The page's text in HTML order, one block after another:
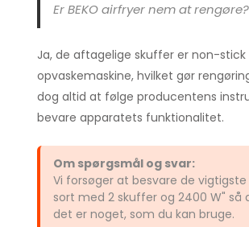
Er BEKO airfryer nem at rengøre?
Ja, de aftagelige skuffer er non-
opvaskemaskine, hvilket gør
dog altid at følge producentens
bevare apparatets funktionalitet.
Om spørgsmål og svar:
Vi forsøger at besvare de
sort med 2 skuffer og 2400 W" så
det er noget, som du kan bruge.